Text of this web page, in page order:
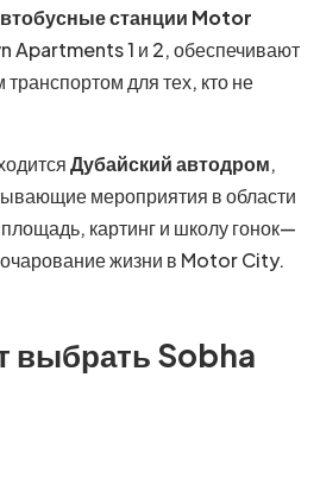
станции Motor
Apartments 1 и 2, обеспечивают
для тех, кто не
Дубайский автодром,
мероприятия в области
картинг и школу гонок—
жизни в Motor City.
выбрать Sobha